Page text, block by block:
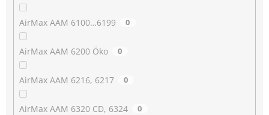
AirMax AAM 6100…6199 0
AirMax AAM 6200 Öko 0
AirMax AAM 6216, 6217 0
AirMax AAM 6320 CD, 6324 0